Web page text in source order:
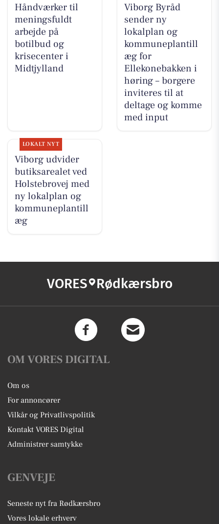
Håndværker til
meningsfuldt
arbejde på
botilbud og
krisecenter i
Midtjylland
Viborg Byråd
sender ny
lokalplan og
kommuneplantill
æg for
Ellekonebakken i
høring – borgere
inviteres til at
deltage og komme
med input
LOKALT NYT
Viborg udvider
butiksarealet ved
Holstebrovej med
ny lokalplan og
kommuneplantill
æg
VORES Rødkærsbro
OM VORES DIGITAL
Om os
For annoncører
Vilkår og Privatlivspolitik
Kontakt VORES Digital
Administrer samtykke
GENVEJE
Seneste nyt fra Rødkærsbro
Vores lokale erhverv